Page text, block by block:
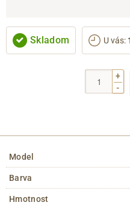
Skladom U vás:
+
-
Model
Barva
Hmotnost